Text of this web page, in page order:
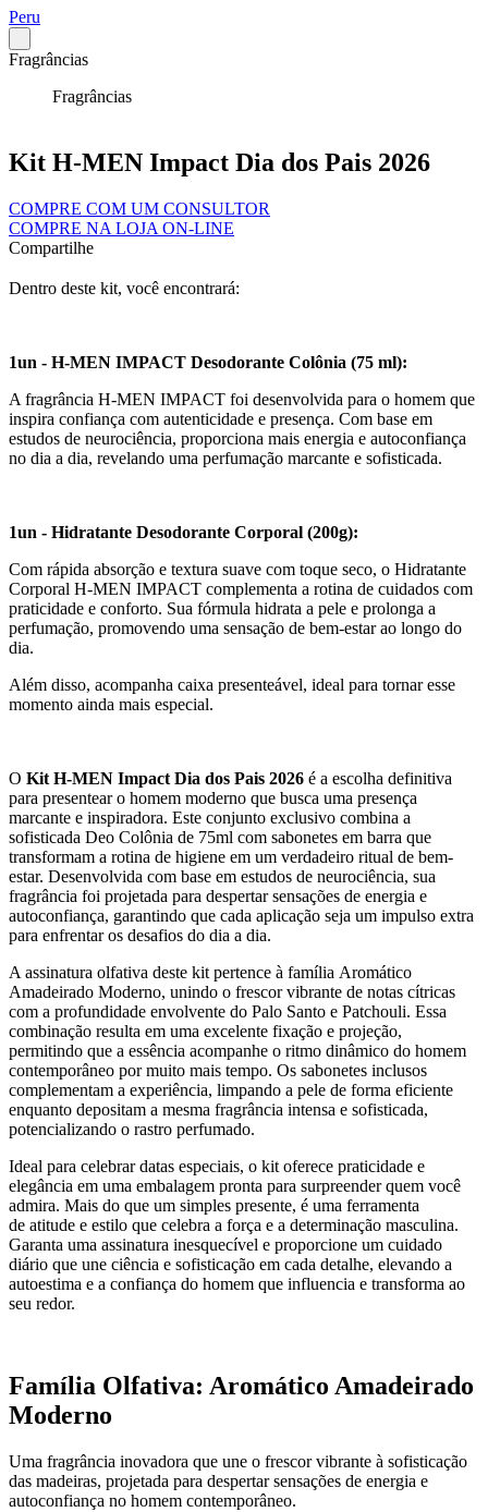
Peru
Fragrâncias
Fragrâncias
Kit H-MEN Impact Dia dos Pais 2026
COMPRE COM UM CONSULTOR
COMPRE NA LOJA ON-LINE
Compartilhe
Dentro deste kit, você encontrará:
1un - H-MEN IMPACT Desodorante Colônia (75 ml):
A fragrância H-MEN IMPACT foi desenvolvida para o homem que
inspira confiança com autenticidade e presença. Com base em
estudos de neurociência, proporciona mais energia e autoconfiança
no dia a dia, revelando uma perfumação marcante e sofisticada.
1un - Hidratante Desodorante Corporal (200g):
Com rápida absorção e textura suave com toque seco, o Hidratante
Corporal H-MEN IMPACT complementa a rotina de cuidados com
praticidade e conforto. Sua fórmula hidrata a pele e prolonga a
perfumação, promovendo uma sensação de bem-estar ao longo do
dia.
Além disso, acompanha caixa presenteável, ideal para tornar esse
momento ainda mais especial.
O Kit H-MEN Impact Dia dos Pais 2026 é a escolha definitiva
para presentear o homem moderno que busca uma presença
marcante e inspiradora. Este conjunto exclusivo combina a
sofisticada Deo Colônia de 75ml com sabonetes em barra que
transformam a rotina de higiene em um verdadeiro ritual de bem-
estar. Desenvolvida com base em estudos de neurociência, sua
fragrância foi projetada para despertar sensações de energia e
autoconfiança, garantindo que cada aplicação seja um impulso extra
para enfrentar os desafios do dia a dia.
A assinatura olfativa deste kit pertence à família Aromático
Amadeirado Moderno, unindo o frescor vibrante de notas cítricas
com a profundidade envolvente do Palo Santo e Patchouli. Essa
combinação resulta em uma excelente fixação e projeção,
permitindo que a essência acompanhe o ritmo dinâmico do homem
contemporâneo por muito mais tempo. Os sabonetes inclusos
complementam a experiência, limpando a pele de forma eficiente
enquanto depositam a mesma fragrância intensa e sofisticada,
potencializando o rastro perfumado.
Ideal para celebrar datas especiais, o kit oferece praticidade e
elegância em uma embalagem pronta para surpreender quem você
admira. Mais do que um simples presente, é uma ferramenta
de atitude e estilo que celebra a força e a determinação masculina.
Garanta uma assinatura inesquecível e proporcione um cuidado
diário que une ciência e sofisticação em cada detalhe, elevando a
autoestima e a confiança do homem que influencia e transforma ao
seu redor.
Família Olfativa: Aromático Amadeirado
Moderno
Uma fragrância inovadora que une o frescor vibrante à sofisticação
das madeiras, projetada para despertar sensações de energia e
autoconfiança no homem contemporâneo.